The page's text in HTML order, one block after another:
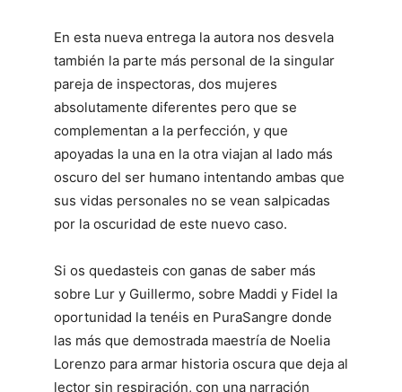
En esta nueva entrega la autora nos desvela
también la parte más personal de la singular
pareja de inspectoras, dos mujeres
absolutamente diferentes pero que se
complementan a la perfección, y que
apoyadas la una en la otra viajan al lado más
oscuro del ser humano intentando ambas que
sus vidas personales no se vean salpicadas
por la oscuridad de este nuevo caso.
Si os quedasteis con ganas de saber más
sobre Lur y Guillermo, sobre Maddi y Fidel la
oportunidad la tenéis en PuraSangre donde
las más que demostrada maestría de Noelia
Lorenzo para armar historia oscura que deja al
lector sin respiración, con una narración